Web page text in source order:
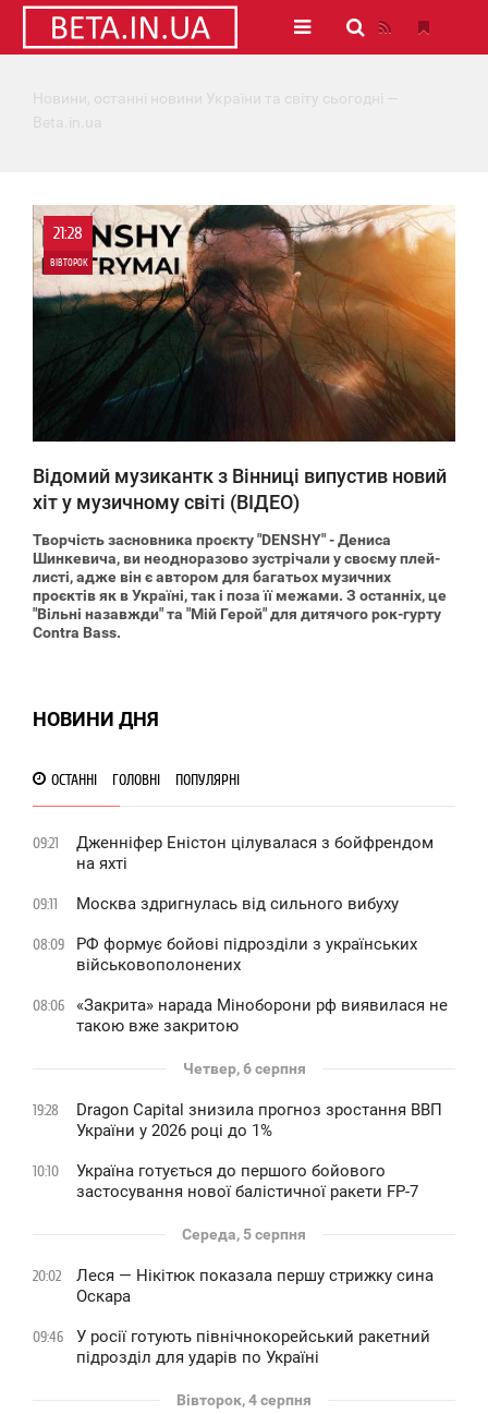
Новини, останні новини України та світу сьогодні —
Beta.in.ua
21:28
ВІВТОРОК
0
Відомий музикантк з Вінниці випустив новий
хіт у музичному світі (ВІДЕО)
Творчість засновника проєкту "DENSHY" - Дениса
Шинкевича, ви неодноразово зустрічали у своєму плей-
листі, адже він є автором для багатьох музичних
проєктів як в Україні, так і поза її межами. З останніх, це
"Вільні назавжди" та "Мій Герой" для дитячого рок-гурту
Contra Bass.
НОВИНИ ДНЯ
ОСТАННІ ГОЛОВНІ ПОПУЛЯРНІ
09:21
Дженніфер Еністон цілувалася з бойфрендом
на яхті
09:11 Москва здригнулась від сильного вибуху
08:09
РФ формує бойові підрозділи з українських
військовополонених
08:06
«Закрита» нарада Міноборони рф виявилася не
такою вже закритою
Четвер, 6 серпня
19:28
Dragon Capital знизила прогноз зростання ВВП
України у 2026 році до 1%
10:10
Україна готується до першого бойового
застосування нової балістичної ракети FP-7
Середа, 5 серпня
20:02
Леся — Нікітюк показала першу стрижку сина
Оскара
09:46
У росії готують північнокорейський ракетний
підрозділ для ударів по Україні
Вівторок, 4 серпня